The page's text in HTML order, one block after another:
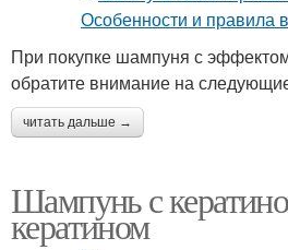
При покупке шампуня с
обратите внимание на
читать дальше →
Шампунь с
кератином